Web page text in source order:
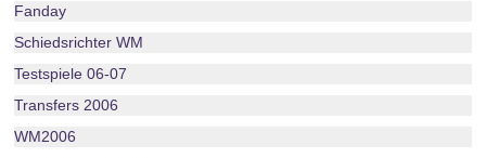
Fanday
Schiedsrichter WM
Testspiele 06-07
Transfers 2006
WM2006